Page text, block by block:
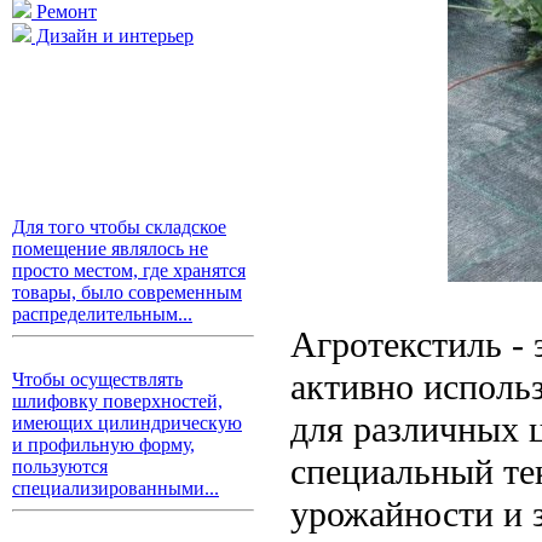
Ремонт
Дизайн и интерьер
Для того чтобы складское
помещение являлось не
просто местом, где хранятся
товары, было современным
распределительным...
Чтобы осуществлять
шлифовку поверхностей,
имеющих цилиндрическую
и профильную форму,
пользуются
специализированными...
Агротекстиль -
активно
для различных
специальный
урожайности и